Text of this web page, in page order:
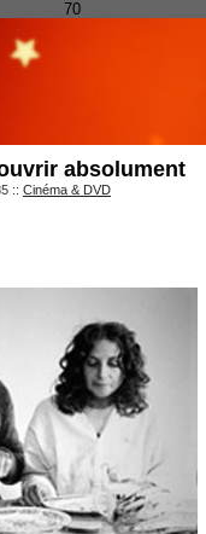
70
absolument
:: Cinéma & DVD